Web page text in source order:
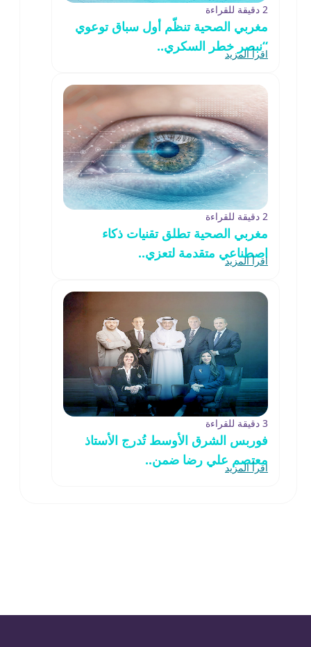
2 دقيقة للقراءة
مغربي الصحية تنظّم أول سباق توعوي
“نبصر خطر السكري..
اقرأ المزيد
2 دقيقة للقراءة
مغربي الصحية تطلق تقنيات ذكاء
اصطناعي متقدمة لتعزي..
اقرأ المزيد
3 دقيقة للقراءة
فوربس الشرق الأوسط تُدرج الأستاذ
معتصم علي رضا ضمن..
اقرأ المزيد